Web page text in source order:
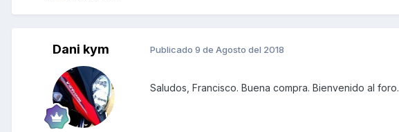
Dani kym Publicado 9 de Agosto del 2018
Saludos, Francisco. Buena compra. Bienvenido al foro.